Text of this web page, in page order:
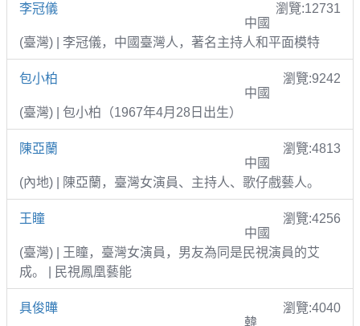
李冠儀
瀏覽:12731
中國
(臺灣) | 李冠儀，中國臺灣人，著名主持人和平面模特
包小柏
瀏覽:9242
中國
(臺灣) | 包小柏（1967年4月28日出生）
陳亞蘭
瀏覽:4813
中國
(內地) | 陳亞蘭，臺灣女演員、主持人、歌仔戲藝人。
王瞳
瀏覽:4256
中國
(臺灣) | 王瞳，臺灣女演員，男友為同是民視演員的艾
成。 | 民視鳳凰藝能
具俊曄
瀏覽:4040
韓